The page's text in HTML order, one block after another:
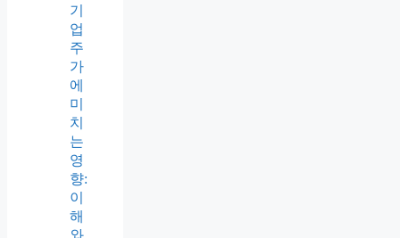
기
업
주
가
에
미
치
는
영
향:
이
해
와